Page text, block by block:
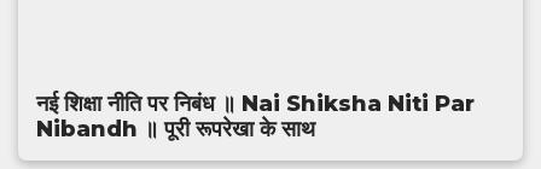
नई शिक्षा नीति पर निबंध ॥ Nai Shiksha Niti Par
Nibandh ॥ पूरी रूपरेखा के साथ